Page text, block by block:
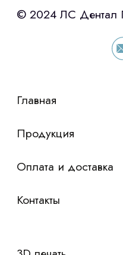
условия по
просто оставьте
сориентировали